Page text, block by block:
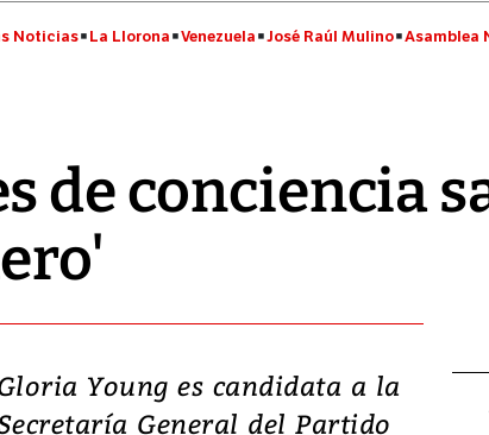
Noticias La Llorona Venezuela José Raúl Mulino Asamblea
de conciencia
Young es candidata a la
General del Partido
Video, Japón: Terremoto